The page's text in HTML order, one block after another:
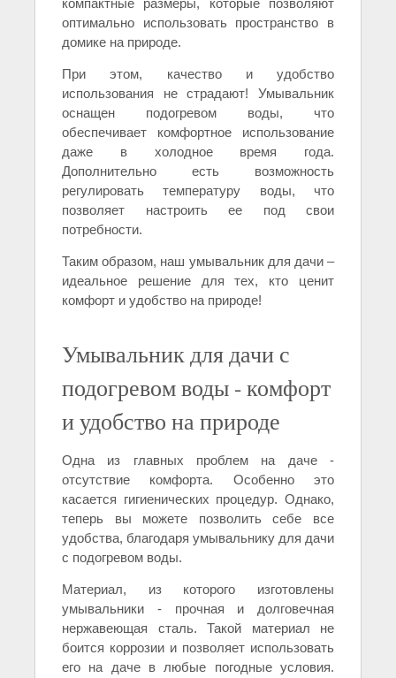
компактные размеры, которые позволяют
оптимально использовать пространство в
домике на природе.
При этом, качество и удобство
использования не страдают! Умывальник
оснащен подогревом воды, что
обеспечивает комфортное использование
даже в холодное время года.
Дополнительно есть возможность
регулировать температуру воды, что
позволяет настроить ее под свои
потребности.
Таким образом, наш умывальник для дачи –
идеальное решение для тех, кто ценит
комфорт и удобство на природе!
Умывальник для дачи с
подогревом воды - комфорт
и удобство на природе
Одна из главных проблем на даче -
отсутствие комфорта. Особенно это
касается гигиенических процедур. Однако,
теперь вы можете позволить себе все
удобства, благодаря умывальнику для дачи
с подогревом воды.
Материал, из которого изготовлены
умывальники - прочная и долговечная
нержавеющая сталь. Такой материал не
боится коррозии и позволяет использовать
его на даче в любые погодные условия.